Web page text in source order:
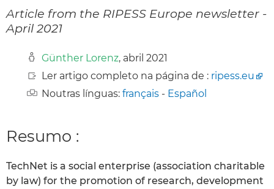
Article from the RIPESS Europe newsletter -
April 2021
Günther Lorenz, abril 2021
Ler artigo completo na página de : ripess.eu
Noutras línguas: français - Español
Resumo :
TechNet is a social enterprise (association charitable
by law) for the promotion of research, development